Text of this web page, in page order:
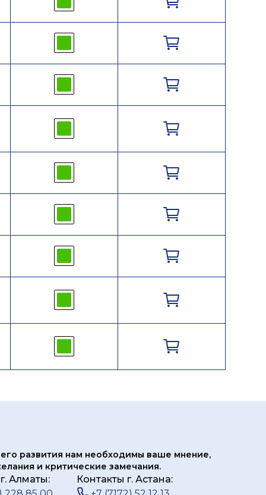
развития нам необходимы ваше мнение,
и критические замечания.
Алматы:
Контакты г. Астана: